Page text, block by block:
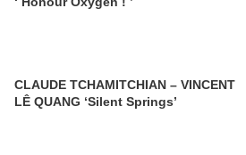
CLAUDE TCHAMITCHIAN – VINCENT
LÊ QUANG ‘Silent Springs’